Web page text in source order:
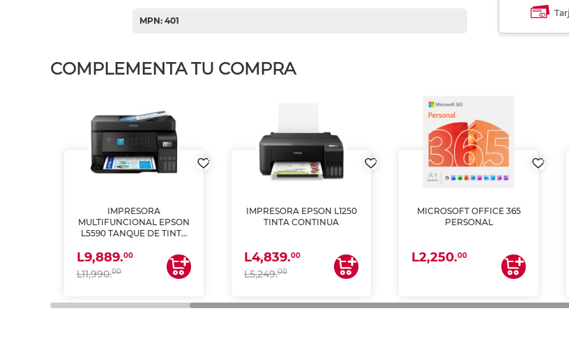
MPN: 401
COMPLEMENTA TU COMPRA
IMPRESORA
MULTIFUNCIONAL EPSON
L5590 TANQUE DE TINTA
ESCANEA)
L9,889.00
L11,990.00
IMPRESORA EPSON L1250
TINTA CONTINUA
L4,839.00
L5,249.00
MICROSOFT OFFICE 365
PERSONAL
L2,250.00